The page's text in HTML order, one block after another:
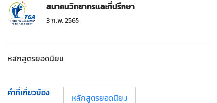
สมาคมวิทยากรและที่ปรึกษา
3 ก.พ. 2565
หลักสูตรยอดนิยม
คำที่เกี่ยวข้อง หลักสูตรยอดนิยม